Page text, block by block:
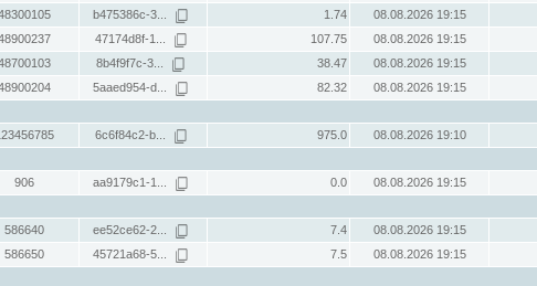
b475386c-3... 1.74
08.08.2026 19:15
47174d8f-1... 107.75
08.08.2026 19:15
8b4f9f7c-3... 38.47
08.08.2026 19:15
5aaed954-d... 82.32
08.08.2026 19:15
6c6f84c2-b... 975.0
08.08.2026 19:10
906 aa9179c1-1... 0.0
08.08.2026 19:15
586640 ee52ce62-2... 7.4
08.08.2026 19:15
586650 45721a68-5... 7.5
08.08.2026 19:15